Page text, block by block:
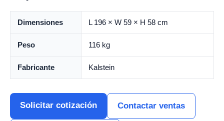
Dimensiones L 196 × W 59 × H 58 cm
Peso 116 kg
Fabricante Kalstein
Solicitar cotización Contactar ventas